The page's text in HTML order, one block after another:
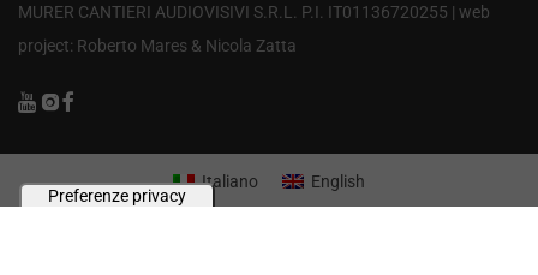
MURER CANTIERI AUDIOVISIVI S.R.L. P.I. IT01136720255 | web
project: Roberto Mares & Nicola Zatta
Italiano English